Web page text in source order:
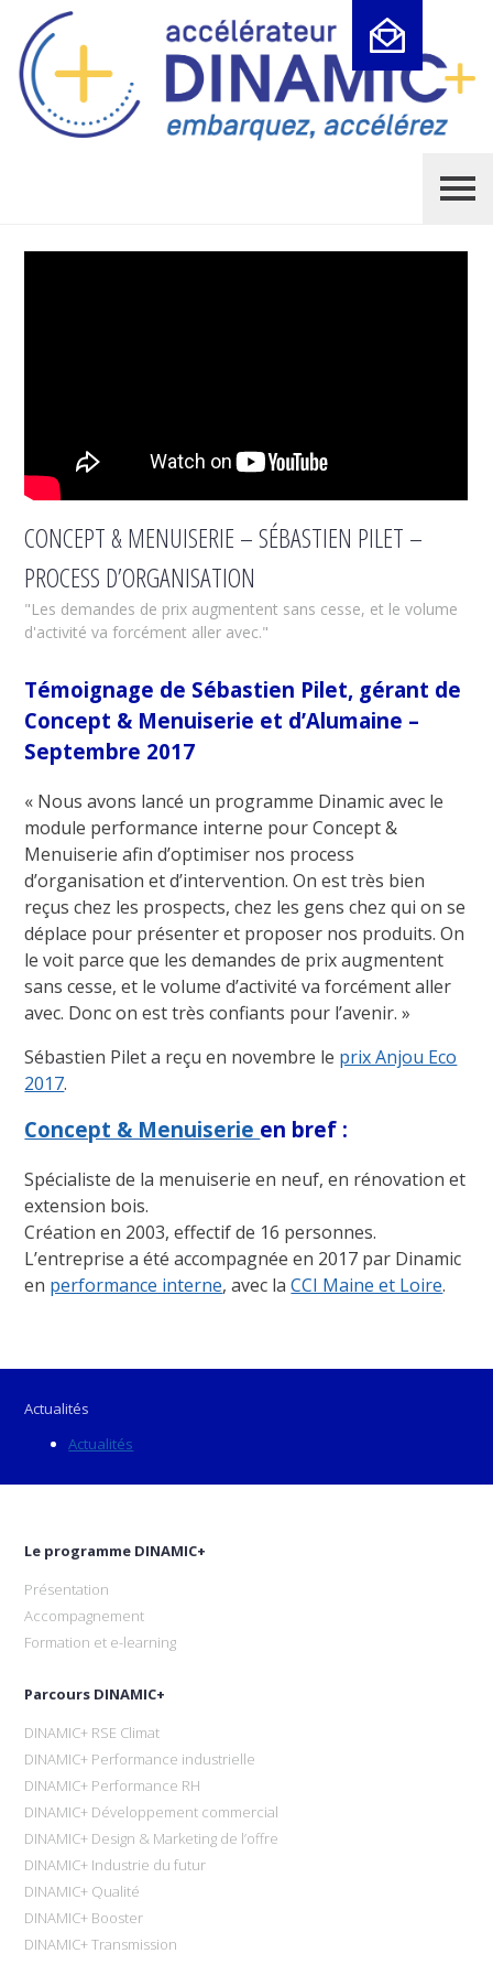
CONCEPT & MENUISERIE – SÉBASTIEN PILET –
PROCESS D’ORGANISATION
"Les demandes de prix augmentent sans cesse, et le volume
d'activité va forcément aller avec."
Témoignage de Sébastien Pilet, gérant de
Concept & Menuiserie et d’Alumaine –
Septembre 2017
« Nous avons lancé un programme Dinamic avec le
module performance interne pour Concept &
Menuiserie afin d’optimiser nos process
d’organisation et d’intervention. On est très bien
reçus chez les prospects, chez les gens chez qui on se
déplace pour présenter et proposer nos produits. On
le voit parce que les demandes de prix augmentent
sans cesse, et le volume d’activité va forcément aller
avec. Donc on est très confiants pour l’avenir. »
Sébastien Pilet a reçu en novembre le prix Anjou Eco
2017.
Concept & Menuiserie en bref :
Spécialiste de la menuiserie en neuf, en rénovation et
extension bois.
Création en 2003, effectif de 16 personnes.
L’entreprise a été accompagnée en 2017 par Dinamic
en performance interne, avec laCCI Maine et Loire.
Actualités
Actualités
Le programme DINAMIC+
Présentation
Accompagnement
Formation et e-learning
Parcours DINAMIC+
DINAMIC+ RSE Climat
DINAMIC+ Performance industrielle
DINAMIC+ Performance RH
DINAMIC+ Développement commercial
DINAMIC+ Design & Marketing de l’offre
DINAMIC+ Industrie du futur
DINAMIC+ Qualité
DINAMIC+ Booster
DINAMIC+ Transmission
Cookies management panel